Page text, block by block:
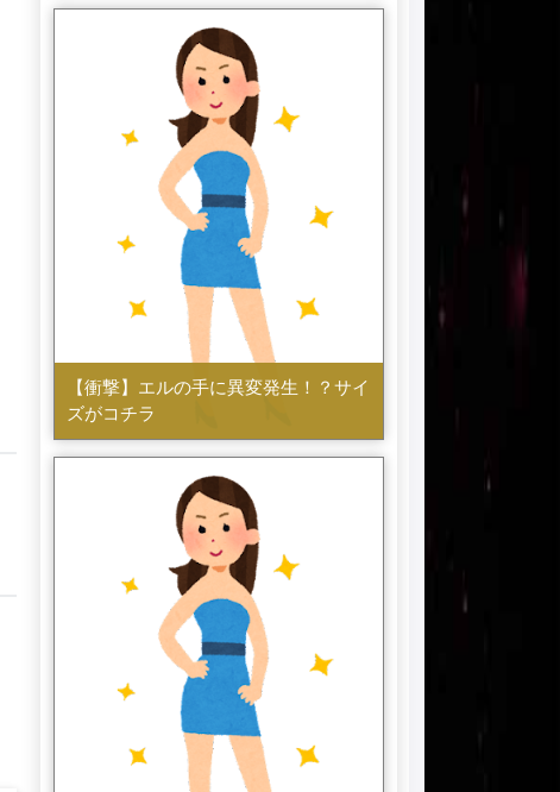
【衝撃】エルの手に異変発生！？サイ
ズがコチラ